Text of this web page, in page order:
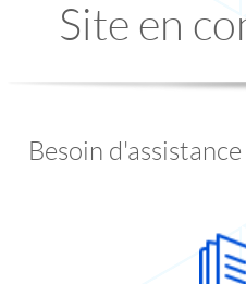
Site en
Besoin